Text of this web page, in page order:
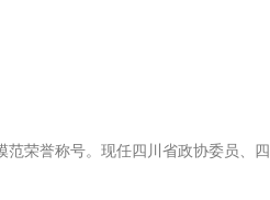
荣誉称号。现任四川省政协委员、